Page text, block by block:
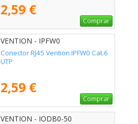
2,59 €
Comprar
VENTION - IPFW0
Conector RJ45 Vention IPFW0 Cat.6
UTP
2,59 €
Comprar
VENTION - IODB0-50